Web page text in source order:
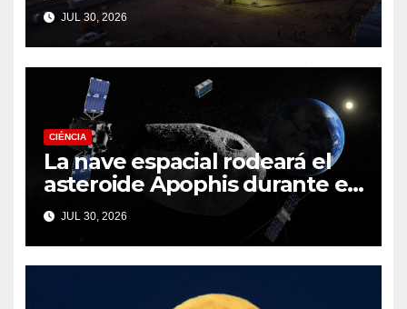
JUL 30, 2026
CIÉNCIA
La nave espacial rodeará el
asteroide Apophis durante el
fatídico sobrevuelo de la
Tierra en 2029
JUL 30, 2026